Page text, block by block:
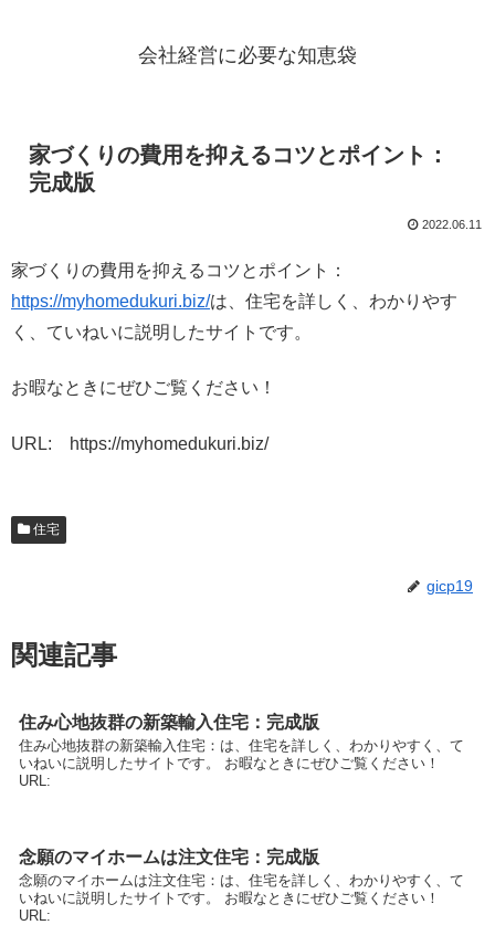
会社経営に必要な知恵袋
家づくりの費用を抑えるコツとポイント：
完成版
2022.06.11
家づくりの費用を抑えるコツとポイント：
https://myhomedukuri.biz/は、住宅を詳しく、わかりやす
く、ていねいに説明したサイトです。
お暇なときにぜひご覧ください！
URL: https://myhomedukuri.biz/
住宅
gicp19
関連記事
住み心地抜群の新築輸入住宅：完成版
住み心地抜群の新築輸入住宅：は、住宅を詳しく、わかりやすく、て
いねいに説明したサイトです。 お暇なときにぜひご覧ください！
URL:
念願のマイホームは注文住宅：完成版
念願のマイホームは注文住宅：は、住宅を詳しく、わかりやすく、て
いねいに説明したサイトです。 お暇なときにぜひご覧ください！
URL: